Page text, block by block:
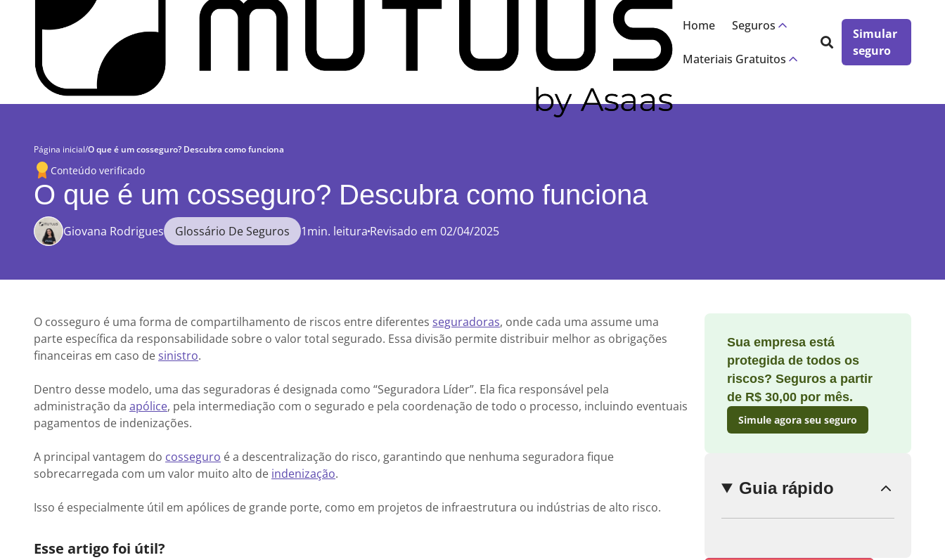
Home Seguros
Materiais Gratuitos
Simular
seguro
Página inicial/O que é um cosseguro? Descubra como funciona
Conteúdo verificado
O que é um cosseguro? Descubra como funciona
Giovana Rodrigues Glossário De Seguros 1min. leitura Revisado em 02/04/2025
O cosseguro é uma forma de compartilhamento de riscos entre diferentes seguradoras, onde cada uma assume uma
parte específica da responsabilidade sobre o valor total segurado. Essa divisão permite distribuir melhor as obrigações
financeiras em caso desinistro.
Dentro desse modelo, uma das seguradoras é designada como “Seguradora Líder”. Ela fica responsável pela
administração da apólice, pela intermediação com o segurado e pela coordenação de todo o processo, incluindo eventuais
pagamentos de indenizações.
A principal vantagem do cosseguro é a descentralização do risco, garantindo que nenhuma seguradora fique
sobrecarregada com um valor muito alto de indenização.
Isso é especialmente útil em apólices de grande porte, como em projetos de infraestrutura ou indústrias de alto risco.
Esse artigo foi útil?
Sua empresa está
protegida de todos os
riscos? Seguros a partir
de R$ 30,00 por mês.
Simule agora seu seguro
Guia rápido